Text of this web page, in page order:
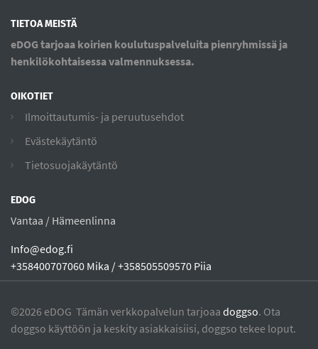
TIETOA MEISTÄ
eDOG tarjoaa koirien koulutuspalveluita pienryhmissä ja
henkilökohtaisessa valmennuksessa.
OIKOTIET
Ilmoittautumis- ja peruutusehdot
Evästekäytäntö
Tietosuojakäytäntö
EDOG
Vantaa / Hämeenlinna
Info@edog.fi
+358400707060 Mika / +358505509570 Piia
©2026 eDOG Tämän verkkopalvelun tarjoaa doggso. Ota
doggso käyttöön ja keskity asiakkaisiisi, doggso tekee loput.